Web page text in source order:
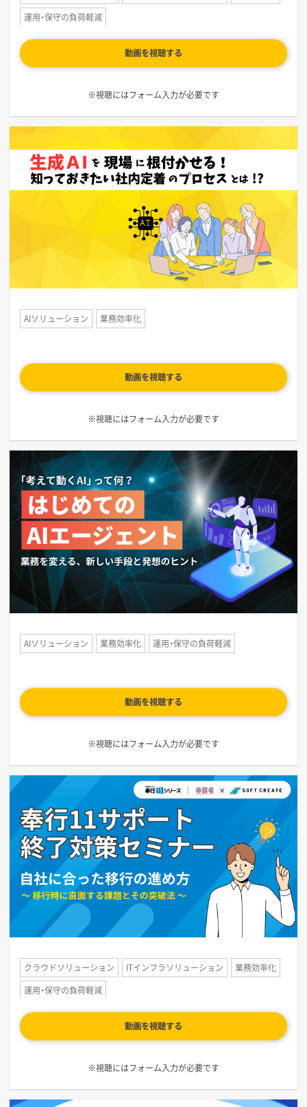
運用・保守の負荷軽減
動画を視聴する
※視聴にはフォーム入力が必要です
AIソリューション 業務効率化
動画を視聴する
※視聴にはフォーム入力が必要です
AIソリューション 業務効率化 運用・保守の負荷軽減
動画を視聴する
※視聴にはフォーム入力が必要です
クラウドソリューション ITインフラソリューション
業務効率化
運用・保守の負荷軽減
動画を視聴する
※視聴にはフォーム入力が必要です